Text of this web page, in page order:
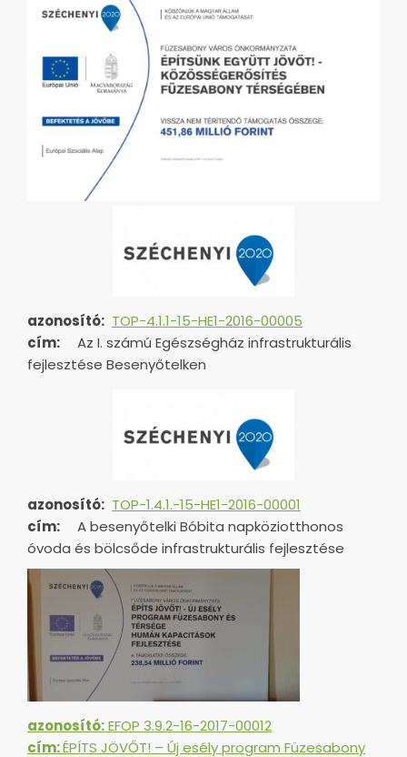
azonosító: TOP-4.1.1-15-HE1-2016-00005
cím:
Az I. számú Egészségház infrastrukturális
fejlesztése Besenyőtelken
azonosító: TOP-1.4.1.-15-HE1-2016-00001
cím:
A besenyőtelki Bóbita napköziotthonos
óvoda és bölcsőde infrastrukturális fejlesztése
azonosító:EFOP 3.9.2-16-2017-00012
cím:ÉPÍTS JÖVŐT! – Új esély program Füzesabony